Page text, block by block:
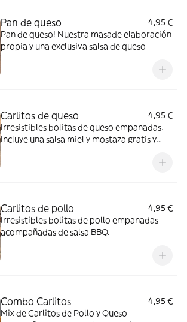
Pan de queso
4,95 €
Pan de queso! Nuestra masade elaboración
propia y una exclusiva salsa de queso
Carlitos de queso
4,95 €
Irresistibles bolitas de queso empanadas.
Incluye una salsa miel y mostaza gratis y
Carlitos de pollo
4,95 €
Irresistibles bolitas de pollo empanadas
acompañadas de salsa BBQ.
Combo Carlitos
4,95 €
Mix de Carlitos de Pollo y Queso